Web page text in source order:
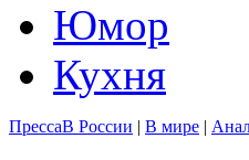
Юмор
Кухня
ПрессаВ России | В мире |